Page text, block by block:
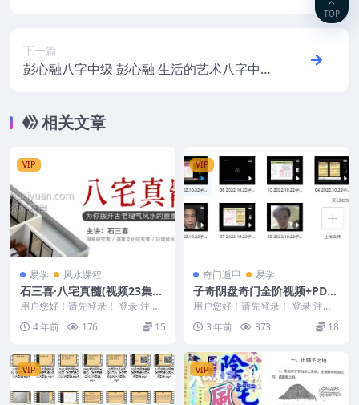
音
下一篇
彭心融八字中级 彭心融 生活的艺术八字中
相关文章
VIP
易学 风水课程
石三喜·八宅真髓(视频23集＋
2集音频)
用户您好！请先登录！ 登录 注册
石三喜·八宅真髓(视频23集＋2集
音频) 编号...
4 年前 176 15
VIP
奇门遁甲 易学
子奇阴盘奇门全阶视频+PDF
讲义
用户您好！请先登录！ 登录 注册
翁子奇 子奇阴盘奇门全阶 翁子奇
奇门遁甲（全阶...
3 年前 373 18
VIP VIP
TOP